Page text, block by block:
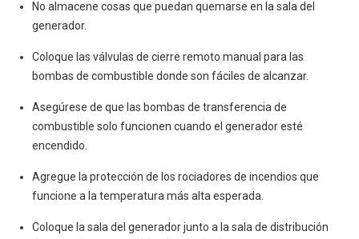
No almacene cosas que puedan quemarse en la sala del
generador.
Coloque las válvulas de cierre remoto manual para las
bombas de combustible donde son fáciles de alcanzar.
Asegúrese de que las bombas de transferencia de
combustible solo funcionen cuando el generador esté
encendido.
Agregue la protección de los rociadores de incendios que
funcione a la temperatura más alta esperada.
Coloque la sala del generador junto a la sala de distribución